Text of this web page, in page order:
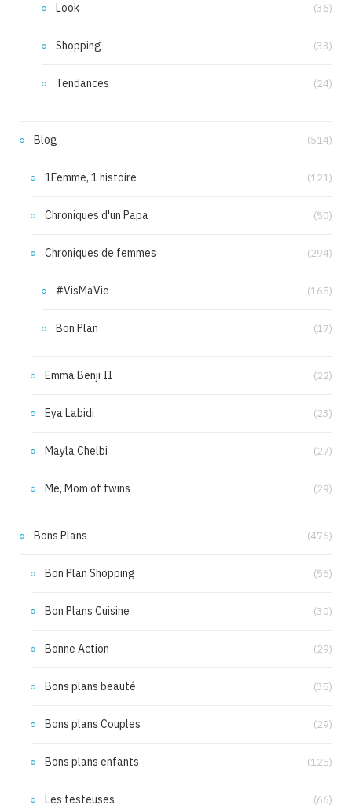
Look (36)
Shopping (33)
Tendances (24)
Blog (514)
1Femme, 1 histoire (121)
Chroniques d'un Papa (50)
Chroniques de femmes (294)
#VisMaVie (165)
Bon Plan (17)
Emma Benji II (22)
Eya Labidi (23)
Mayla Chelbi (27)
Me, Mom of twins (29)
Bons Plans (476)
Bon Plan Shopping (56)
Bon Plans Cuisine (30)
Bonne Action (29)
Bons plans beauté (35)
Bons plans Couples (29)
Bons plans enfants (125)
Les testeuses (66)